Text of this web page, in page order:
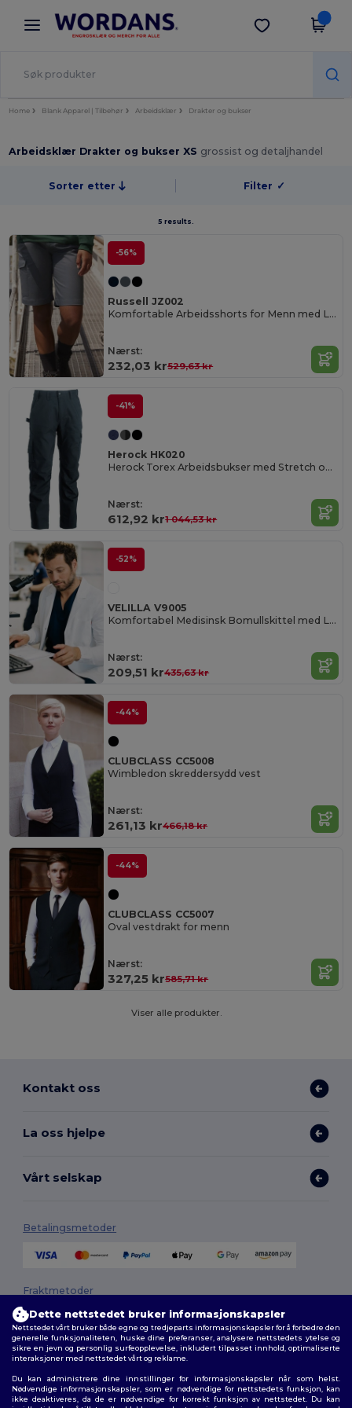
× Wordans-app
Bedre priser i appen!
Last ned app
Home Blank Apparel | Tilbehør Arbeidsklær Drakter og bukser
Arbeidsklær Drakter og bukser XS grossist og detaljhandel
Sorter etter Filter ✓
5 results.
-56%
Russell JZ002
Komfortable Arbeidsshorts for Menn med Lommer
Nærst:
232,03 kr529,63 kr
-41%
Herock HK020
Herock Torex Arbeidsbukser med Stretch og Lommer
Nærst:
612,92 kr1 044,53 kr
-52%
VELILLA V9005
Komfortabel Medisinsk Bomullskittel med Lommer
Nærst:
209,51 kr435,63 kr
-44%
CLUBCLASS CC5008
Wimbledon skreddersydd vest
Nærst:
261,13 kr466,18 kr
-44%
CLUBCLASS CC5007
Oval vestdrakt for menn
Nærst:
327,25 kr585,71 kr
Viser alle produkter.
Kontakt oss
La oss hjelpe
Vårt selskap
Betalingsmetoder
Fraktmetoder
Dette nettstedet bruker informasjonskapsler
Nettstedet vårt bruker både egne og tredjeparts informasjonskapsler for å forbedre den
generelle funksjonaliteten, huske dine preferanser, analysere nettstedets ytelse og
sikre en jevn og personlig surfeopplevelse, inkludert tilpasset innhold, optimaliserte
interaksjoner med nettstedet vårt og reklame.
Du kan administrere dine innstillinger for informasjonskapsler når som helst.
Nødvendige informasjonskapsler, som er nødvendige for nettstedets funksjon, kan
ikke deaktiveres, da de er nødvendige for korrekt funksjon av nettstedet. Du kan